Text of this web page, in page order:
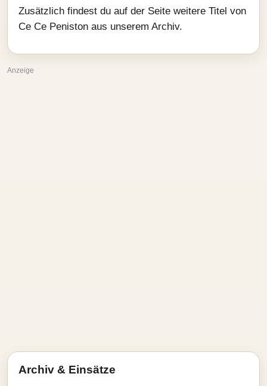
Zusätzlich findest du auf der Seite weitere Titel von
Ce Ce Peniston aus unserem Archiv.
Anzeige
Archiv & Einsätze